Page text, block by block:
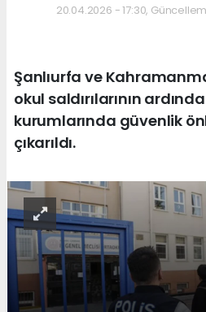
20.04.2026 - 17:30,
Şanlıurfa ve
okul saldırılarının
kurumlarında güvenlik
çıkarıldı.